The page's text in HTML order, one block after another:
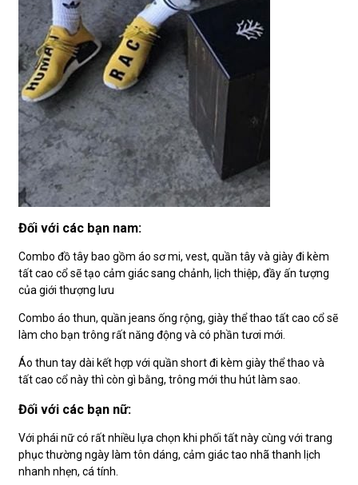
Đối với các bạn nam:
Combo đồ tây bao gồm áo sơ mi, vest, quần tây và giày đi kèm
tất cao cổ sẽ tạo cảm giác sang chảnh, lịch thiệp, đầy ấn tượng
của giới thượng lưu
Combo áo thun, quần jeans ống rộng, giày thể thao tất cao cổ sẽ
làm cho bạn trông rất năng động và có phần tươi mới.
Áo thun tay dài kết hợp với quần short đi kèm giày thể thao và
tất cao cổ này thì còn gì bằng, trông mới thu hút làm sao.
Đối với các bạn nữ:
Với phái nữ có rất nhiều lựa chọn khi phối tất này cùng với trang
phục thường ngày làm tôn dáng, cảm giác tao nhã thanh lịch
nhanh nhẹn, cá tính.